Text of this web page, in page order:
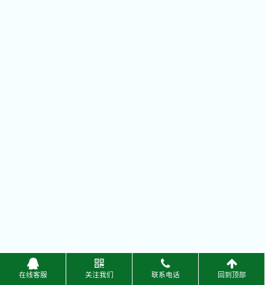
在线客服 关注我们 联系电话 回到顶部